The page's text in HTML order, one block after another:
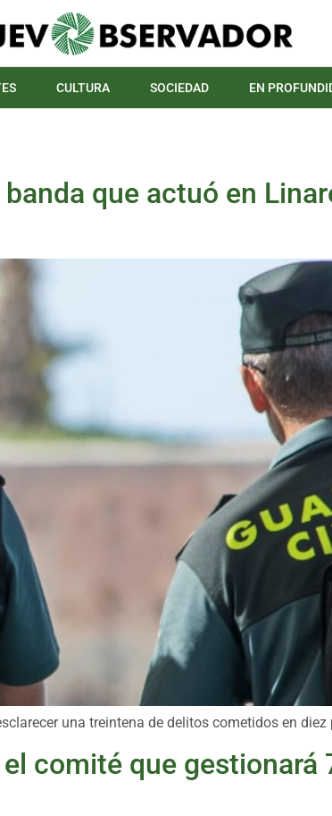
CULTURA SOCIEDAD EN
que actuó en
una treintena de delitos cometidos en
comité que gestionará